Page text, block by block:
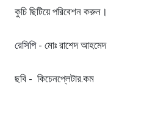
কুচি ছিটিয়ে পরিবেশন করুন।
রেসিপি - মোঃ রাশেদ আহমেদ
ছবি - কিচেনপ্লেটার.কম